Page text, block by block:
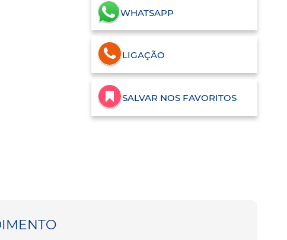
WHATSAPP
LIGAÇÃO
SALVAR NOS FAVORITOS